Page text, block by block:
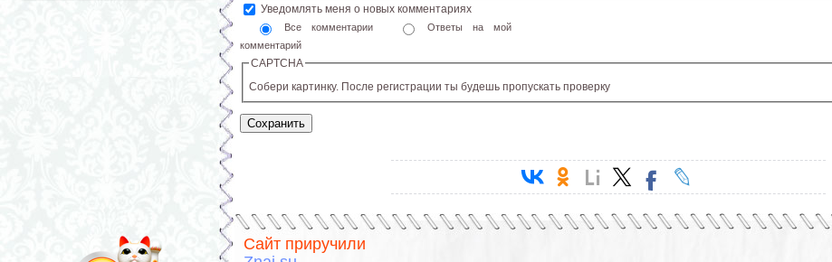
Уведомлять меня о новых комментариях
Все комментарии
Ответы на мой
комментарий
CAPTCHA
Собери картинку. После регистрации ты будешь пропускать проверку
Сайт приручили